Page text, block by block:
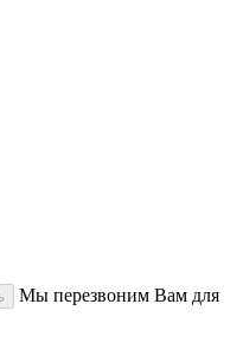
Мы перезвоним Вам для